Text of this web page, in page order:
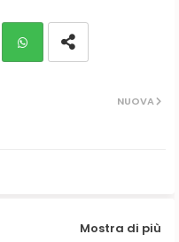
NUOVA
Mostra di più